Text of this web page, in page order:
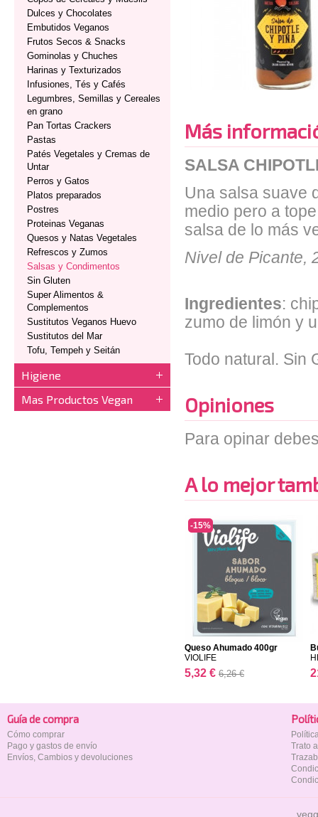
Dulces y Chocolates
Embutidos Veganos
Frutos Secos & Snacks
Gominolas y Chuches
Harinas y Texturizados
Infusiones, Tés y Cafés
Legumbres, Semillas y Cereales
en grano
Pan Tortas Crackers
Pastas
Patés Vegetales y Cremas de
Untar
Perros y Gatos
Platos preparados
Postres
Proteinas Veganas
Quesos y Natas Vegetales
Refrescos y Zumos
Salsas y Condimentos
Sin Gluten
Super Alimentos &
Complementos
Sustitutos Veganos Huevo
Sustitutos del Mar
Tofu, Tempeh y Seitán
Higiene
Mas Productos Vegan
Más
SALSA
Una salsa suave
medio pero a
salsa de lo más
Nivel de Picante,
Ingredientes:
zumo de limón y
Todo natural. Sin
Opiniones
Para opinar
A lo mejor
Queso Ahumado 400gr
VIOLIFE
5,32 € 6,26 €
-15%
Guía de compra
Cómo comprar
Pago y gastos de envío
Envíos, Cambios y devoluciones
Trato